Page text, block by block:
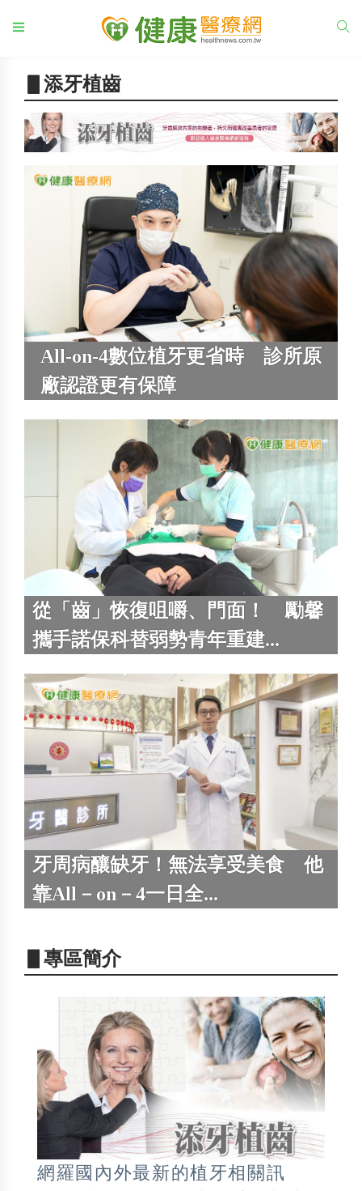
▋添牙植齒
All-on-4數位植牙更省時 診所原
廠認證更有保障
從「齒」恢復咀嚼、門面！ 勵馨
攜手諾保科替弱勢青年重建...
牙周病釀缺牙！無法享受美食 他
靠All－on－4一日全...
▋專區簡介
網羅國內外最新的植牙相關訊